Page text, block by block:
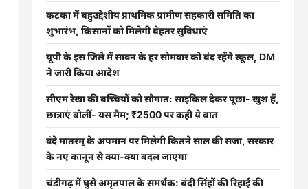
कटका में बहुउद्देशीय प्राथमिक ग्रामीण सहकारी समिति का
शुभारंभ, किसानों को मिलेगी बेहतर सुविधाएं
यूपी के इस जिले में सावन के हर सोमवार को बंद रहेंगे स्कूल, DM
ने जारी किया आदेश
सीएम रेखा की बच्चियों को सौगात: साइकिल देकर पूछा- खुश हैं,
छात्राएं बोलीं- यस मैम; ₹2500 पर कही ये बात
वंदे मातरम् के अपमान पर मिलेगी कितने साल की सजा, सरकार
के नए कानून से क्या-क्या बदल जाएगा
चंडीगढ़ में घुसे अमृतपाल के समर्थक: बंदी सिंहों की रिहाई की